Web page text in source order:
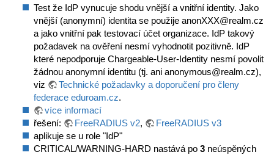
Test že IdP vynucuje shodu vnější a vnitřní identity. Jako
vnější (anonymní) identita se použije anonXXX@realm.cz
a jako vnitřní pak testovací účet organizace. IdP takový
požadavek na ověření nesmí vyhodnotit pozitivně. IdP
které nepodporuje Chargeable-User-Identity nesmí povolit
žádnou anonymní identitu (tj. ani anonymous@realm.cz),
viz
Technické požadavky a doporučení pro členy
federace eduroam.cz.
více informací
řešení:
FreeRADIUS v2,
FreeRADIUS v3
aplikuje se u role "IdP"
CRITICAL/WARNING-HARD nastává po 3 neúspěných